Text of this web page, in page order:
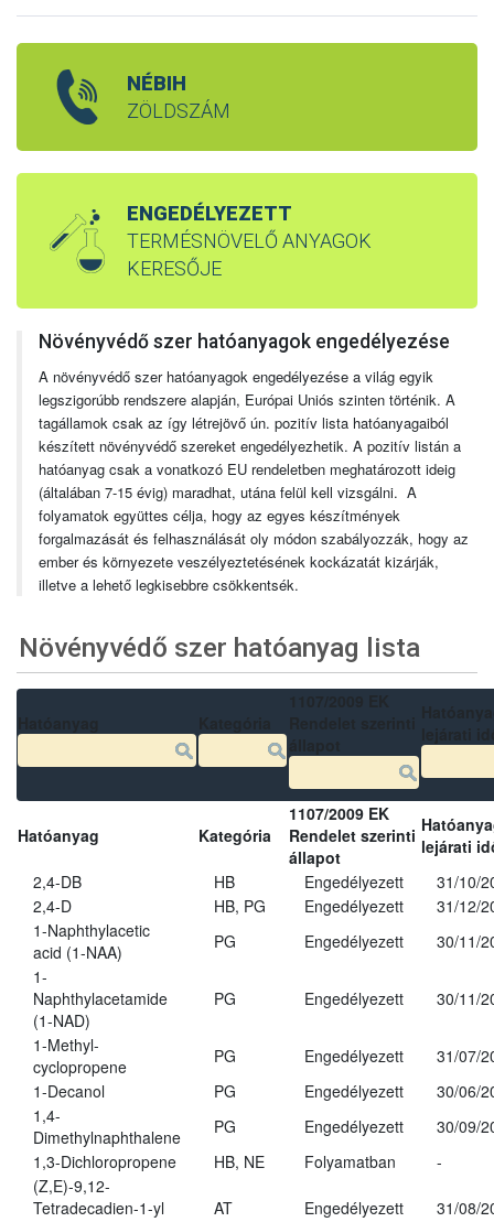
NÉBIH
ZÖLDSZÁM
ENGEDÉLYEZETT
TERMÉSNÖVELŐ ANYAGOK
KERESŐJE
Növényvédő szer hatóanyagok engedélyezése
A növényvédő szer hatóanyagok engedélyezése a világ egyik
legszigorúbb rendszere alapján, Európai Uniós szinten történik. A
tagállamok csak az így létrejövő ún. pozitív lista hatóanyagaiból
készített növényvédő szereket engedélyezhetik. A pozitív listán a
hatóanyag csak a vonatkozó EU rendeletben meghatározott ideig
(általában 7-15 évig) maradhat, utána felül kell vizsgálni. A
folyamatok együttes célja, hogy az egyes készítmények
forgalmazását és felhasználását oly módon szabályozzák, hogy az
ember és környezete veszélyeztetésének kockázatát kizárják,
illetve a lehető legkisebbre csökkentsék.
Növényvédő szer hatóanyag lista
Hatóanyag Kategória
1107/2009 EK
Rendelet szerinti
állapot
lejárati
2,4-DB
HB Engedélyezett
31/10/
2,4-D
HB, PG Engedélyezett
31/12/
1-Naphthylacetic
acid (1-NAA)
PG Engedélyezett
30/11/
1-
Naphthylacetamide
(1-NAD)
PG Engedélyezett 30/11/
1-Methyl-
cyclopropene
PG Engedélyezett
31/07/
1-Decanol
PG Engedélyezett
30/06/
1,4-
Dimethylnaphthalene
PG Engedélyezett
30/09/
1,3-Dichloropropene
HB, NE Folyamatban
-
(Z,E)-9,12-
Tetradecadien-1-yl
AT Engedélyezett 31/08/